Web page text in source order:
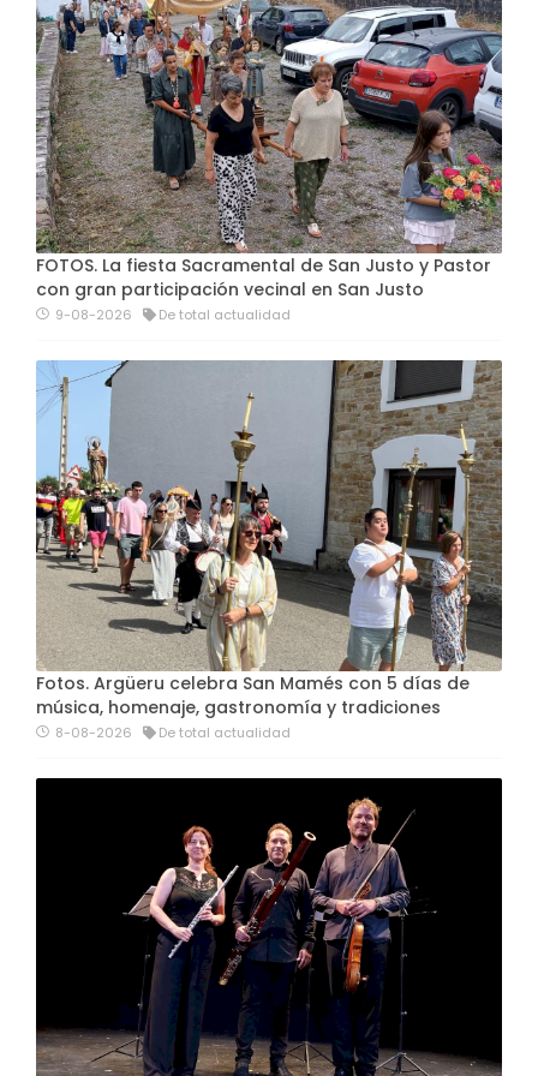
FOTOS. La fiesta Sacramental de San Justo y Pastor
con gran participación vecinal en San Justo
9-08-2026 De total actualidad
Fotos. Argüeru celebra San Mamés con 5 días de
música, homenaje, gastronomía y tradiciones
8-08-2026 De total actualidad